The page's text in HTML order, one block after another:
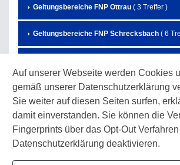
Auf unserer Webseite werden Cookies
gemäß unserer Datenschutzerklärung
Sie weiter auf diesen Seiten surfen,
damit einverstanden. Sie können die
Fingerprints über das Opt-Out
Datenschutzerklärung deaktivieren.
Geltungsbereiche FNP Ottrau ( 3 Treffer )
Geltungsbereiche FNP Schrecksbach ( 6
Geltungsbereiche FNP Schwarzenborn( 7
Geltungsbereiche FNP Spangenberg( 3
Geltungsbereiche FNP Wabern( 10 Treffer )